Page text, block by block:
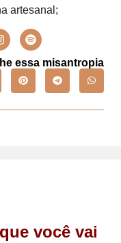
artesanal;
essa misantropia
você vai